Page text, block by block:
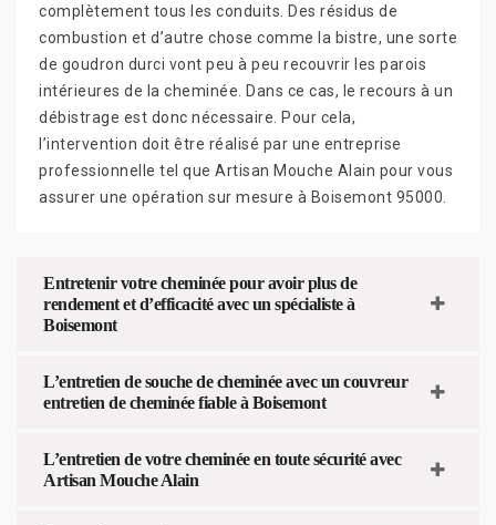
complètement tous les conduits. Des résidus de
combustion et d’autre chose comme la bistre, une sorte
de goudron durci vont peu à peu recouvrir les parois
intérieures de la cheminée. Dans ce cas, le recours à un
débistrage est donc nécessaire. Pour cela,
l’intervention doit être réalisé par une entreprise
professionnelle tel que Artisan Mouche Alain pour vous
assurer une opération sur mesure à Boisemont 95000.
Entretenir votre cheminée pour avoir plus de
rendement et d’efficacité avec un spécialiste à
Boisemont
L’entretien de souche de cheminée avec un couvreur
entretien de cheminée fiable à Boisemont
L’entretien de votre cheminée en toute sécurité avec
Artisan Mouche Alain